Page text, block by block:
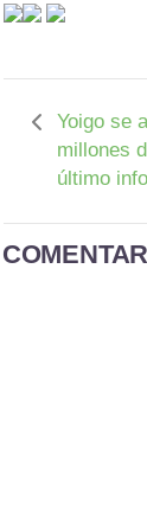
Yoigo se
millones
último